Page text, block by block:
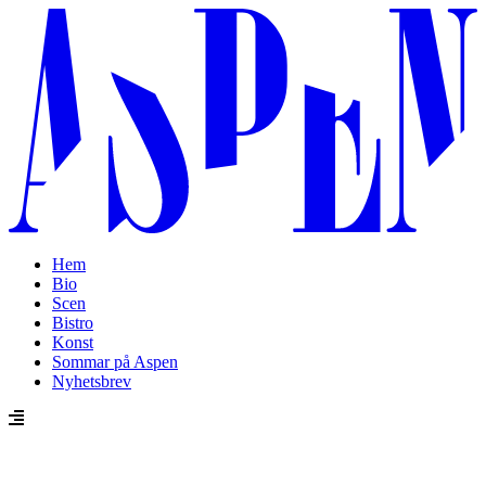
Hem
Bio
Scen
Bistro
Konst
Sommar på Aspen
Nyhetsbrev